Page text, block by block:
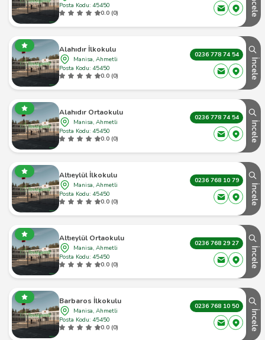
Posta Kodu: 45450
0.0 (0)
İncele
Alahıdır İlkokulu
Manisa, Ahmetli
Posta Kodu: 45450
0.0 (0)
0236 778 74 54
İncele
Alahıdır Ortaokulu
Manisa, Ahmetli
Posta Kodu: 45450
0.0 (0)
0236 778 74 54
İncele
Altıeylül İlkokulu
Manisa, Ahmetli
Posta Kodu: 45450
0.0 (0)
0236 768 10 79
İncele
Altıeylül Ortaokulu
Manisa, Ahmetli
Posta Kodu: 45450
0.0 (0)
0236 768 29 27
İncele
Barbaros İlkokulu
Manisa, Ahmetli
Posta Kodu: 45450
0.0 (0)
0236 768 10 50
İncele